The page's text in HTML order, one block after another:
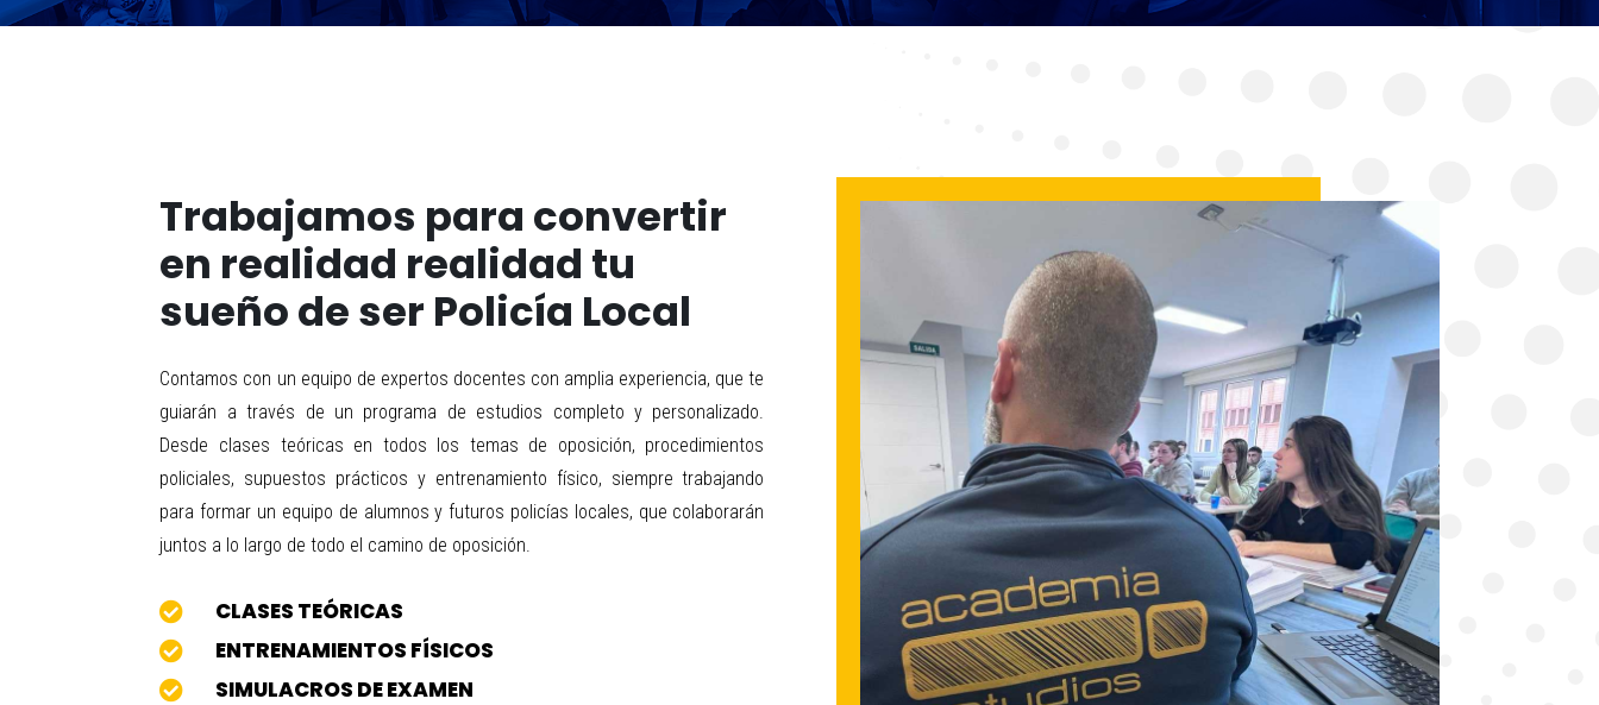
Trabajamos para convertir
en realidad realidad tu
sueño de ser Policía Local
Contamos con un equipo de expertos docentes con amplia experiencia, que te
guiarán a través de un programa de estudios completo y personalizado.
Desde clases teóricas en todos los temas de oposición, procedimientos
policiales, supuestos prácticos y entrenamiento físico, siempre trabajando
para formar un equipo de alumnos y futuros policías locales, que colaborarán
juntos a lo largo de todo el camino de oposición.
 CLASES TEÓRICAS
 ENTRENAMIENTOS FÍSICOS
 SIMULACROS DE EXAMEN